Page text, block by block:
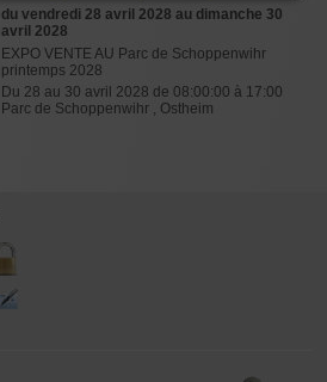
du vendredi 28 avril 2028 au dimanche 30
avril 2028
EXPO VENTE AU Parc de Schoppenwihr
printemps 2028
Du 28 au 30 avril 2028 de 08:00:00 à 17:00
Parc de Schoppenwihr , Ostheim